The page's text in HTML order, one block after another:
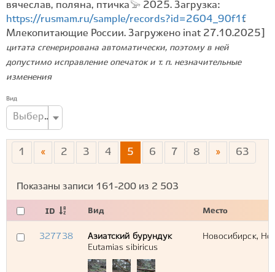
вячеслав, поляна, птичка𓅚 2025. Загрузка:
https://rusmam.ru/sample/records?id=2604_90f1f.
Млекопитающие России. Загружено inat 27.10.2025]
цитата сгенерирована автоматически, поэтому в ней
допустимо исправление опечаток и т. п. незначительные
изменения
Вид
Выберите вид...
1 « 2 3 4 5 6 7 8 » 63
Показаны записи 161-200 из 2 503
ID Вид Место
327738
Азиатский бурундук
Eutamias sibiricus
Новосибирск,